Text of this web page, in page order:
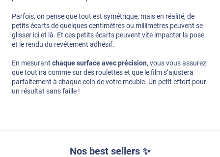
Parfois, on pense que tout est symétrique, mais en réalité, de
petits écarts de quelques centimètres ou millimètres peuvent se
glisser ici et là. Et ces petits écarts peuvent vite impacter la pose
et le rendu du revêtement adhésif.
En mesurant chaque surface avec précision, vous vous assurez
que tout ira comme sur des roulettes et que le film s’ajustera
parfaitement à chaque coin de votre meuble. Un petit effort pour
un résultat sans faille !
Nos best sellers ✨